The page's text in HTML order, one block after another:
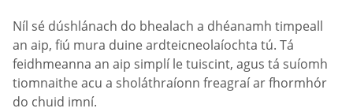
Níl sé dúshlánach do bhealach a dhéanamh timpeall
an aip, fiú mura duine ardteicneolaíochta tú. Tá
feidhmeanna an aip simplí le tuiscint, agus tá suíomh
tiomnaithe acu a sholáthraíonn freagraí ar fhormhór
do chuid imní.